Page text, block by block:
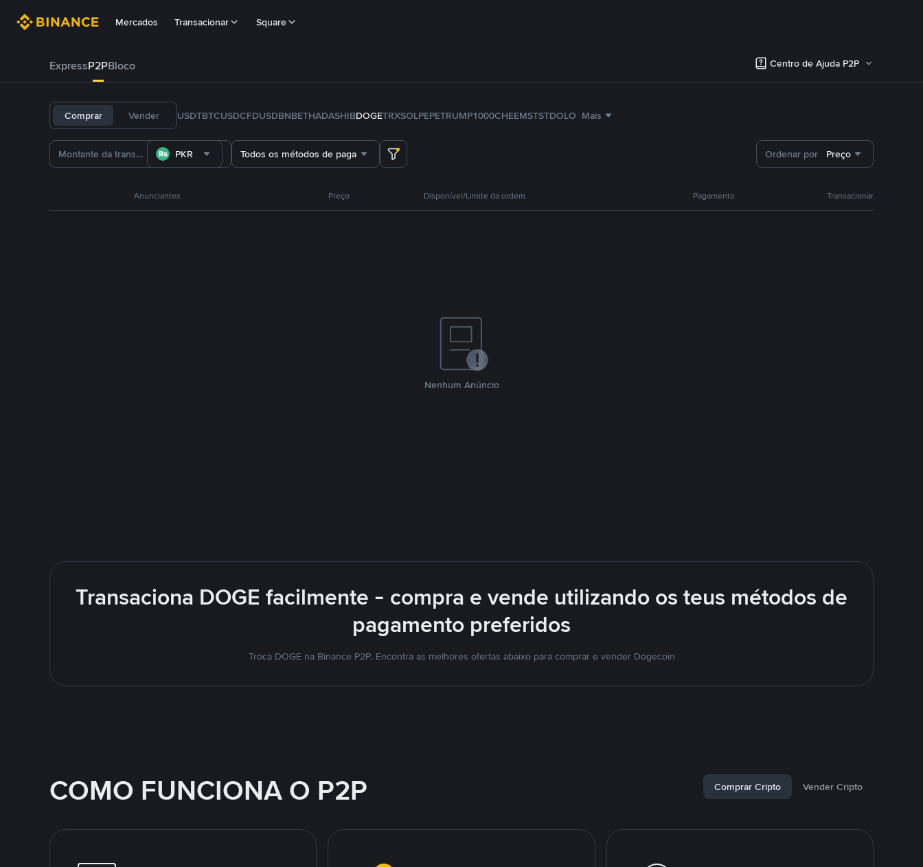
Mercados Transacionar Square
ExpressP2PBloco Centro de Ajuda P2P
Comprar Vender USDTBTCUSDCFDUSDBNBETHADASHIBDOGETRXSOLPEPETRUMP1000CHEEMSTSTDOLO Mais
PKR Todos os métodos de pagamento Ordenar por Preço
Anunciantes Preço Disponível/Limite da ordem Pagamento Transacionar
Nenhum Anúncio
Transaciona DOGE facilmente - compra e vende utilizando os teus métodos de
pagamento preferidos
Troca DOGE na Binance P2P. Encontra as melhores ofertas abaixo para comprar e vender Dogecoin
COMO FUNCIONA O P2P Comprar Cripto Vender Cripto